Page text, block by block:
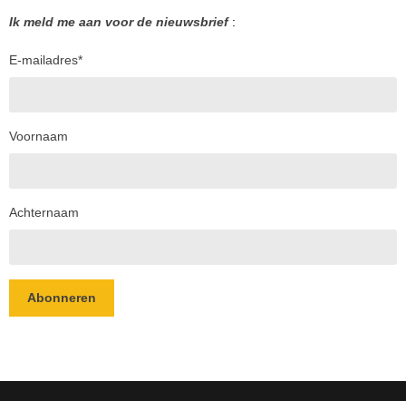
Ik meld me aan voor de nieuwsbrief:
E-mailadres*
Voornaam
Achternaam
Abonneren